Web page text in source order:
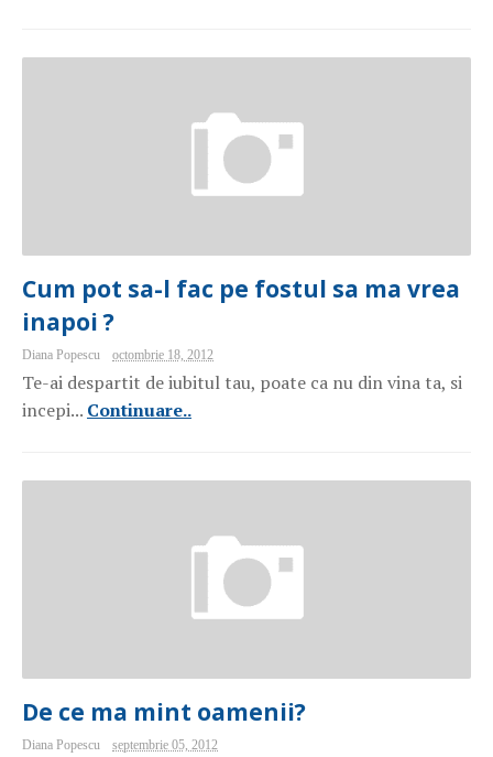
Cum pot sa-l fac pe fostul sa ma vrea
inapoi ?
Diana Popescu octombrie 18, 2012
Te-ai despartit de iubitul tau, poate ca nu din vina ta, si
incepi... Continuare..
De ce ma mint oamenii?
Diana Popescu septembrie 05, 2012